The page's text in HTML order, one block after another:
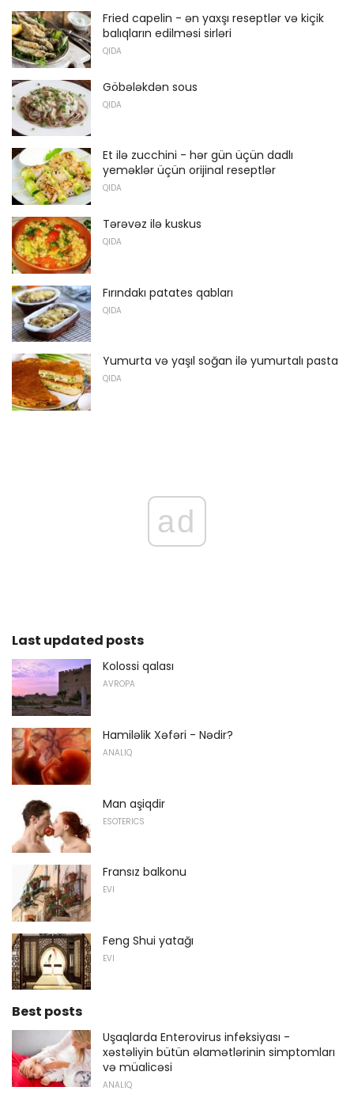
Fried capelin - ən yaxşı reseptlər və kiçik
balıqların edilməsi sirləri
QIDA
Göbələkdən sous
QIDA
Et ilə zucchini - hər gün üçün dadlı
yeməklər üçün orijinal reseptlər
QIDA
Tərəvəz ilə kuskus
QIDA
Fırındakı patates qabları
QIDA
Yumurta və yaşıl soğan ilə yumurtalı pasta
QIDA
ad
Last updated posts
Kolossi qalası
AVROPA
Hamiləlik Xəfəri - Nədir?
ANALIQ
Man aşiqdir
ESOTERICS
Fransız balkonu
EVI
Feng Shui yatağı
EVI
Best posts
Uşaqlarda Enterovirus infeksiyası -
xəstəliyin bütün əlamətlərinin simptomları
və müalicəsi
ANALIQ